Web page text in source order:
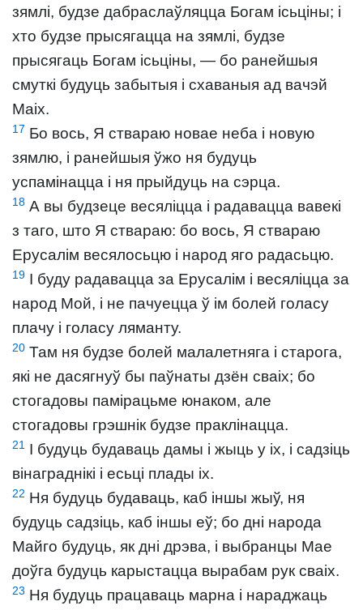
зямлі, будзе дабраслаўляцца Богам ісьціны; і
хто будзе прысягацца на зямлі, будзе
прысягаць Богам ісьціны, — бо ранейшыя
смуткі будуць забытыя і схаваныя ад вачэй
Маіх.
17 Бо вось, Я ствараю новае неба і новую
зямлю, і ранейшыя ўжо ня будуць
успамінацца і ня прыйдуць на сэрца.
18 А вы будзеце весяліцца і радавацца вавекі
з таго, што Я ствараю: бо вось, Я ствараю
Ерусалім весялосьцю і народ яго радасьцю.
19 І буду радавацца за Ерусалім і весяліцца за
народ Мой, і не пачуецца ў ім болей голасу
плачу і голасу ляманту.
20 Там ня будзе болей малалетняга і старога,
які не дасягнуў бы паўнаты дзён сваіх; бо
стогадовы памірацьме юнаком, але
стогадовы грэшнік будзе праклінацца.
21 І будуць будаваць дамы і жыць у іх, і садзіць
вінаграднікі і есьці плады іх.
22 Ня будуць будаваць, каб іншы жыў, ня
будуць садзіць, каб іншы еў; бо дні народа
Майго будуць, як дні дрэва, і выбранцы Мае
доўга будуць карыстацца вырабам рук сваіх.
23 Ня будуць працаваць марна і нараджаць